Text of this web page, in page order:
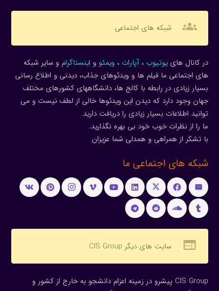
groups شبکه های اجتماعی
در کانال هاییوتیوب ، آپارات ، ویمئو و اینستاگرام و سایر شبکه
های اجتماعی ما فیلم ها و ویدئوهای جذاب، دیدنی و اطلاع رسانی
بسیار زیادی در رابطه با کالج ها، دانشگاههای کشورهای مختلف
جهان وجود دارد که دیدن این ویدئوها خالی از لطف نیست و می
توانید اطلاعات بسیار زیادی را دریافت دارید.
ما را از نظرات خوب خود بی بهره نگذارید.
با تشکر از همراهی و همدلی شما عزیزان
شبکه های اجتماعی ما
web سایت های دیگر CIS Group
CIS Group پیشرو در زمینه اعزام دانشجو به خارج از کشور و